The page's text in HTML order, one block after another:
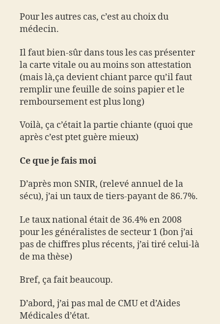
Pour les autres cas, c’est au choix du
médecin.
Il faut bien-sûr dans tous les cas présenter
la carte vitale ou au moins son attestation
(mais là,ça devient chiant parce qu’il faut
remplir une feuille de soins papier et le
remboursement est plus long)
Voilà, ça c’était la partie chiante (quoi que
après c’est ptet guère mieux)
Ce que je fais moi
D’après mon SNIR, (relevé annuel de la
sécu), j’ai un taux de tiers-payant de 86.7%.
Le taux national était de 36.4% en 2008
pour les généralistes de secteur 1 (bon j’ai
pas de chiffres plus récents, j’ai tiré celui-là
de ma thèse)
Bref, ça fait beaucoup.
D’abord, j’ai pas mal de CMU et d’Aides
Médicales d’état.